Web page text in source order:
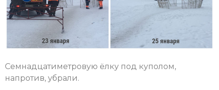
Семнадцатиметровую ёлку под куполом,
напротив, убрали.